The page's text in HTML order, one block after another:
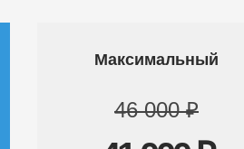
Максимальный
46 000 ₽